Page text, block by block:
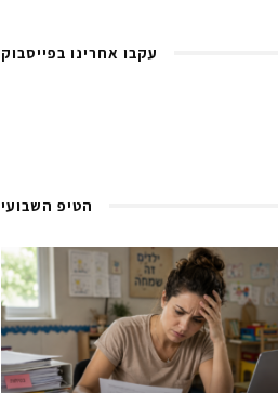
עקבו אחרינו בפייסבוק
הטיפ השבועי